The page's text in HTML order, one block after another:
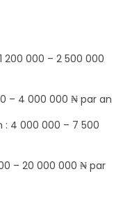
200 000 – 2 500 000
– 4 000 000 ₦ par an
4 000 000 – 7 500
– 20 000 000 ₦ par